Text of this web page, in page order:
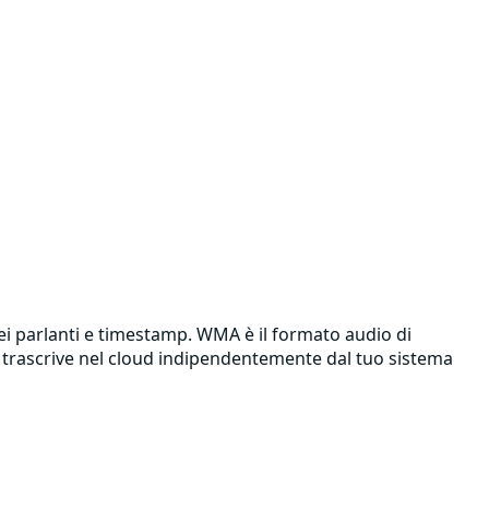
parlanti e timestamp. WMA è il formato audio di
nel cloud indipendentemente dal tuo sistema